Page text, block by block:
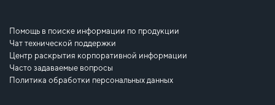
Помощь в поиске информации по продукции
Чат технической поддержки
Центр раскрытия корпоративной информации
Часто задаваемые вопросы
Политика обработки персональных данных